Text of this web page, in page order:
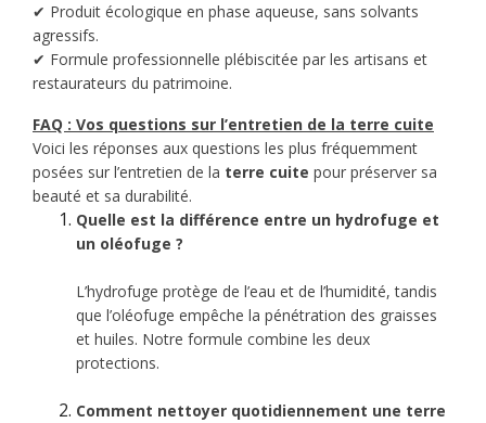
✔ Produit écologique en phase aqueuse, sans solvants
agressifs.
✔ Formule professionnelle plébiscitée par les artisans et
restaurateurs du patrimoine.
FAQ : Vos questions sur l’entretien de la terre cuite
Voici les réponses aux questions les plus fréquemment
posées sur l’entretien de la terre cuite pour préserver sa
beauté et sa durabilité.
Quelle est la différence entre un hydrofuge et
un oléofuge ?
L’hydrofuge protège de l’eau et de l’humidité, tandis
que l’oléofuge empêche la pénétration des graisses
et huiles. Notre formule combine les deux
protections.
Comment nettoyer quotidiennement une terre